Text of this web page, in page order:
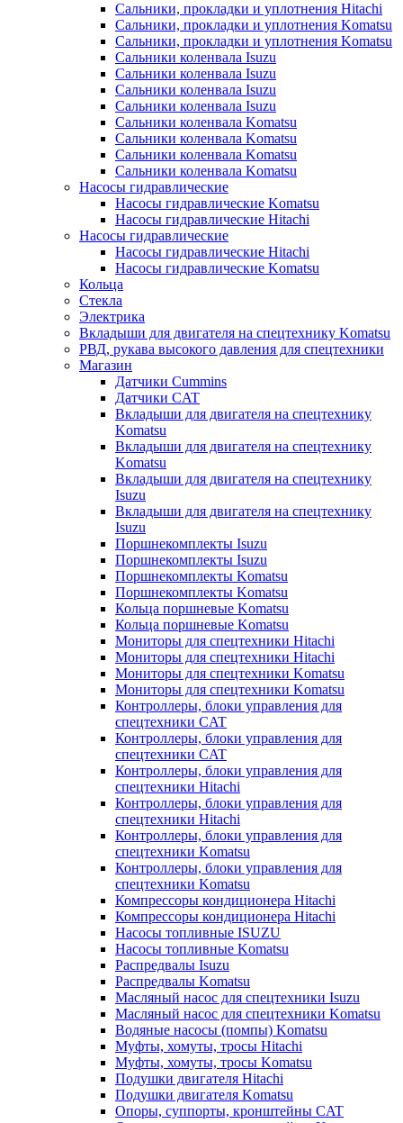
Сальники, прокладки и уплотнения Hitachi
Сальники, прокладки и уплотнения Komatsu
Сальники, прокладки и уплотнения Komatsu
Сальники коленвала Isuzu
Сальники коленвала Isuzu
Сальники коленвала Isuzu
Сальники коленвала Isuzu
Сальники коленвала Komatsu
Сальники коленвала Komatsu
Сальники коленвала Komatsu
Сальники коленвала Komatsu
Насосы гидравлические
Насосы гидравлические Komatsu
Насосы гидравлические Hitachi
Насосы гидравлические
Насосы гидравлические Hitachi
Насосы гидравлические Komatsu
Кольца
Стекла
Электрика
Вкладыши для двигателя на спецтехнику Komatsu
РВД, рукава высокого давления для спецтехники
Магазин
Датчики Cummins
Датчики CAT
Вкладыши для двигателя на спецтехнику
Komatsu
Вкладыши для двигателя на спецтехнику
Komatsu
Вкладыши для двигателя на спецтехнику
Isuzu
Вкладыши для двигателя на спецтехнику
Isuzu
Поршнекомплекты Isuzu
Поршнекомплекты Isuzu
Поршнекомплекты Komatsu
Поршнекомплекты Komatsu
Кольца поршневые Komatsu
Кольца поршневые Komatsu
Мониторы для спецтехники Hitachi
Мониторы для спецтехники Hitachi
Мониторы для спецтехники Komatsu
Мониторы для спецтехники Komatsu
Контроллеры, блоки управления для
спецтехники CAT
Контроллеры, блоки управления для
спецтехники CAT
Контроллеры, блоки управления для
спецтехники Hitachi
Контроллеры, блоки управления для
спецтехники Hitachi
Контроллеры, блоки управления для
спецтехники Komatsu
Контроллеры, блоки управления для
спецтехники Komatsu
Компрессоры кондиционера Hitachi
Компрессоры кондиционера Hitachi
Насосы топливные ISUZU
Насосы топливные Komatsu
Распредвалы Isuzu
Распредвалы Komatsu
Масляный насос для спецтехники Isuzu
Масляный насос для спецтехники Komatsu
Водяные насосы (помпы) Komatsu
Муфты, хомуты, тросы Hitachi
Муфты, хомуты, тросы Komatsu
Подушки двигателя Hitachi
Подушки двигателя Komatsu
Опоры, суппорты, кронштейны CAT